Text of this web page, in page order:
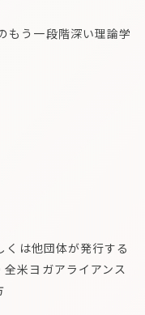
もう一段階深い理論学
は他団体が発行する
米ヨガアライアンス